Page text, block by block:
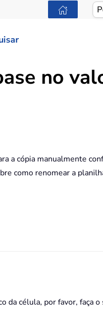
no
a cópia manualmente
como renomear a
da célula, por favor, faça o